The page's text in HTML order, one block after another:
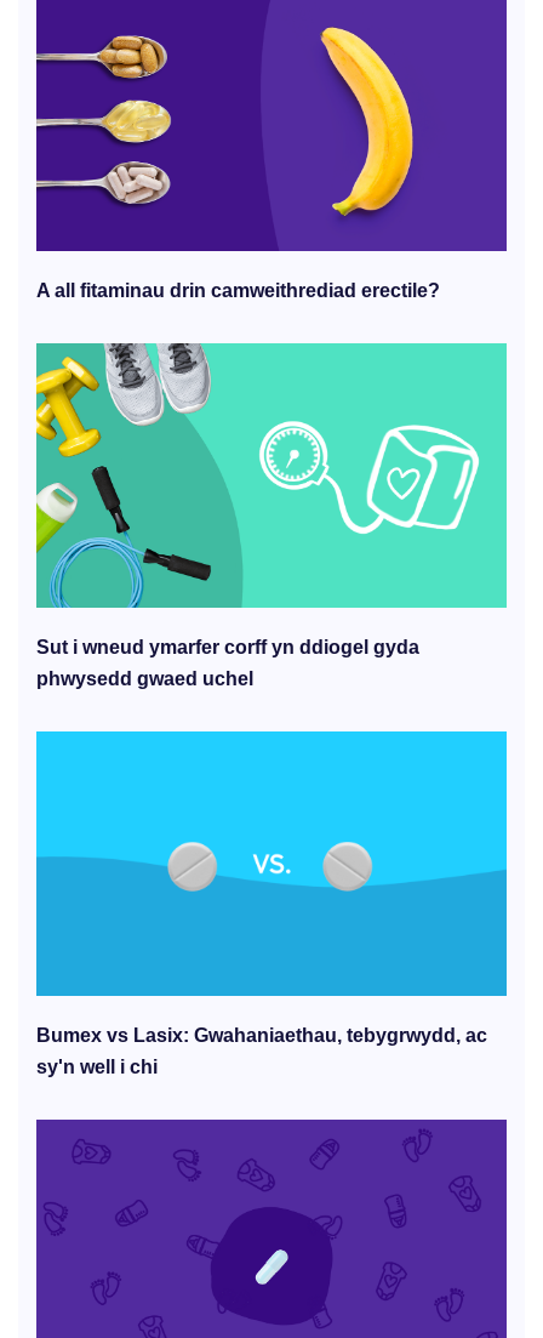
A all fitaminau drin camweithrediad erectile?
Sut i wneud ymarfer corff yn ddiogel gyda
phwysedd gwaed uchel
Bumex vs Lasix: Gwahaniaethau, tebygrwydd, ac
sy'n well i chi